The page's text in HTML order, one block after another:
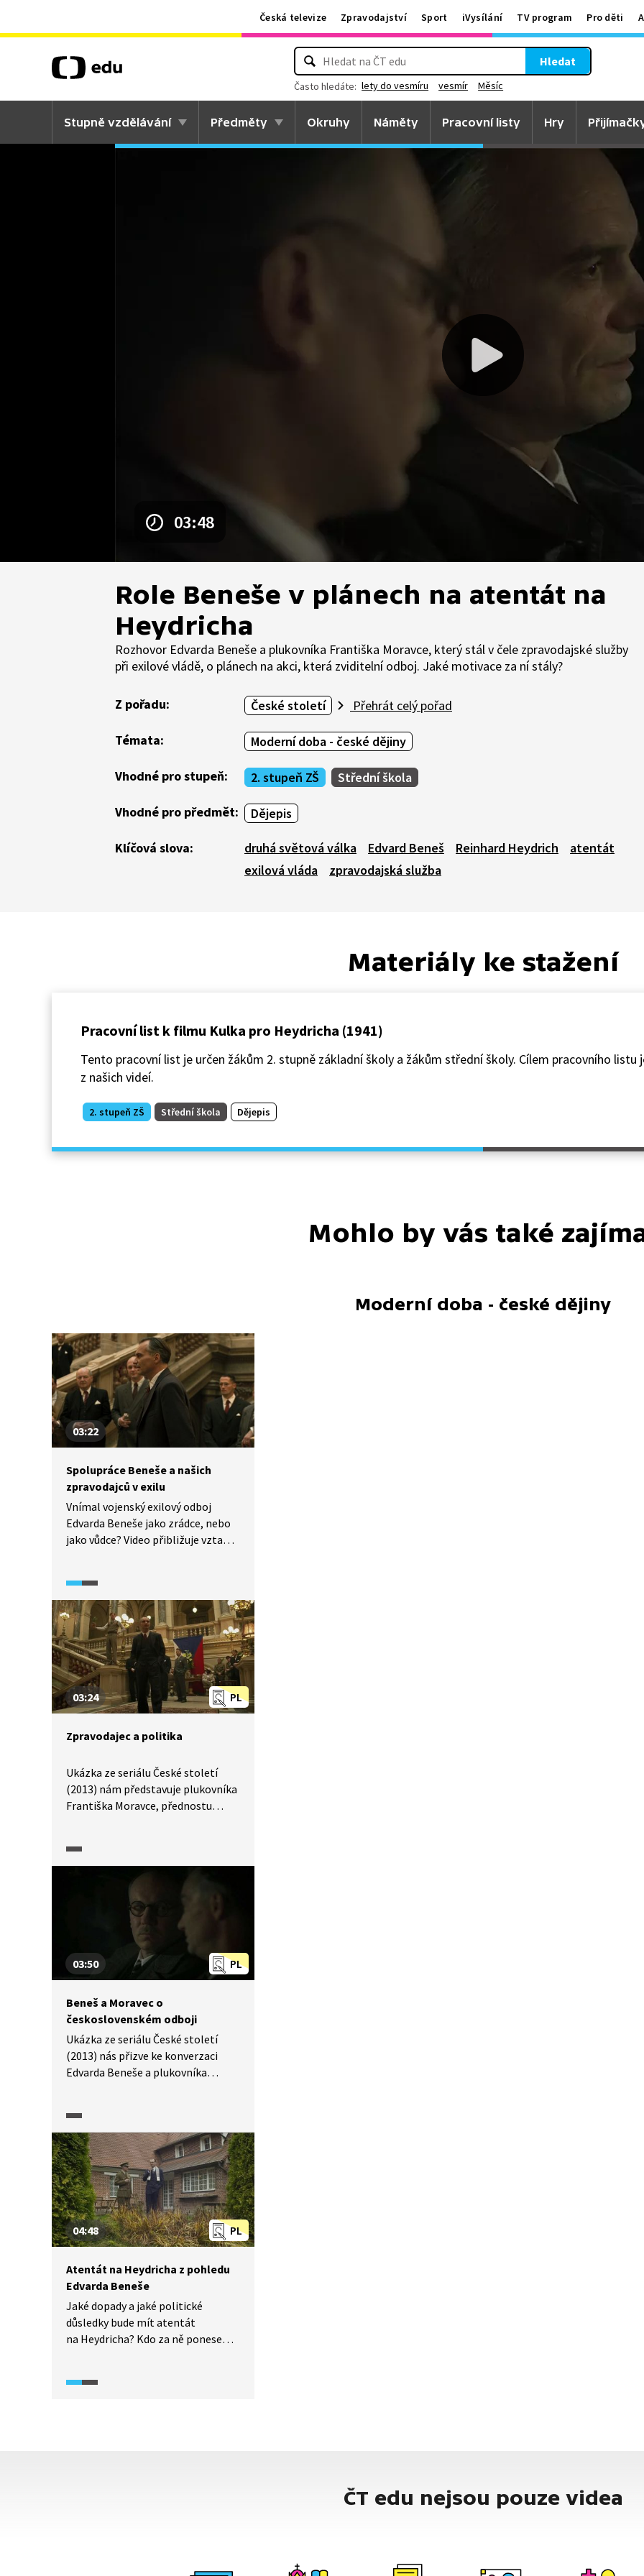
Česká televize Zpravodajství Sport iVysílání TV program Pro děti
Hledat
Často hledáte: lety do vesmíru vesmír Měsíc
Stupně vzdělávání Předměty Okruhy Náměty Pracovní listy Hry
03:48
Role Beneše v plánech na atentát na
Heydricha
Rozhovor Edvarda Beneše a plukovníka Františka Moravce, který stál v čele zpravodajské služby
při exilové vládě, o plánech na akci, která zviditelní odboj. Jaké motivace za ní stály?
Z pořadu: České století Přehrát celý pořad
Témata: Moderní doba - české dějiny
Vhodné pro stupeň: 2. stupeň ZŠ Střední škola
Vhodné pro předmět: Dějepis
Klíčová slova: druhá světová válka Edvard Beneš Reinhard Heydrich
atentát
exilová vláda
zpravodajská služba
Materiály ke stažení
Pracovní list k filmu Kulka pro Heydricha (1941)
Tento pracovní list je určen žákům 2. stupně základní školy a žákům střední školy. Cílem pracovního listu
z našich videí.
2. stupeň ZŠ Střední škola Dějepis
Mohlo by vás také
Moderní doba - české dějiny
03:22
Spolupráce Beneše a našich
zpravodajců v exilu
Vnímal vojenský exilový odboj
Edvarda Beneše jako zrádce, nebo
jako vůdce? Video přibližuje vztah
Moravce, k Edvardu Benešovi.
PL
03:24
Zpravodajec a politika
Ukázka ze seriálu České století
(2013) nám představuje plukovníka
Františka Moravce, přednostu
zpravodajce po vypuknutí druhé
světové války.Ústy Moravce je
představen Edvard Beneš jako
jediná osoba, která může stát
v čele druhého pokusu o vybudování
samostatnostého Československa.
PL
03:50
Beneš a Moravec o
československém odboji
Ukázka ze seriálu České století
(2013) nás přizve ke konverzaci
Edvarda Beneše a plukovníka
rozebírají situaci lidí
v protektorátním Československu,
veřejné mínění o Československu
a v náznacích plán na akci, která
má "probudit" odboj - operaci
Anthropoid.
PL
04:48
Atentát na Heydricha z pohledu
Edvarda Beneše
Jaké dopady a jaké politické
důsledky bude mít atentát
na Heydricha? Kdo za ně ponese
protektora Reinharda Heydricha
ČT edu nejsou pouze videa